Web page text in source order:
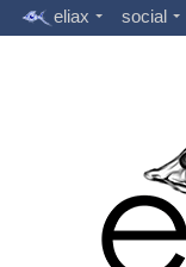
eliax social